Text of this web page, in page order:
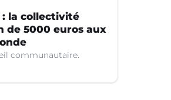
la collectivité
de 5000 euros aux
communautaire.